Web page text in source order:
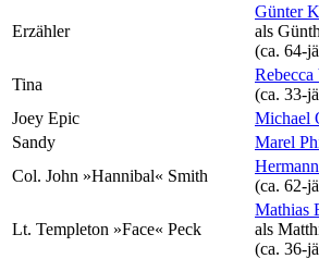
Erzähler
Günter
als
(ca.
Tina
(ca.
Joey Epic
Michael
Sandy
Marel
Col. John »Hannibal« Smith
(ca.
Lt. Templeton »Face« Peck
Mathias
als
(ca.